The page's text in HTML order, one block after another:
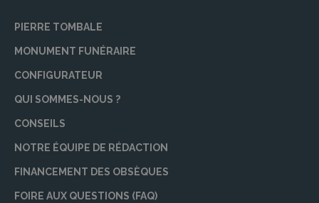
PIERRE TOMBALE
MONUMENT FUNÉRAIRE
CONFIGURATEUR
QUI SOMMES-NOUS ?
CONSEILS
NOTRE ÉQUIPE DE RÉDACTION
FINANCEMENT DES OBSÈQUES
FOIRE AUX QUESTIONS (FAQ)